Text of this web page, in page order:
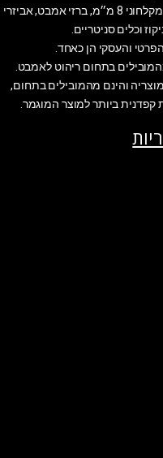
אביזרי
וכלים סניטריים.
והעסקי הן כאחד.
בתחום ריהוט לאמבט.
והינם מהמובילים בתחום,
קפדנית ביותר למוצר המוגמר.